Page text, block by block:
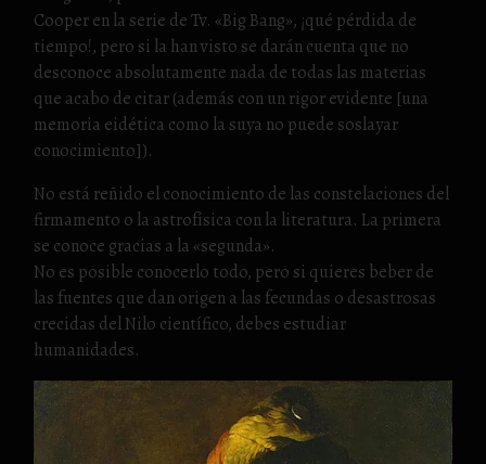
Cooper en la serie de Tv. «Big Bang», ¡qué pérdida de
tiempo!, pero si la han visto se darán cuenta que no
desconoce absolutamente nada de todas las materias
que acabo de citar (además con un rigor evidente [una
memoria eidética como la suya no puede soslayar
conocimiento]).
No está reñido el conocimiento de las constelaciones del
firmamento o la astrofísica con la literatura. La primera
se conoce gracias a la «segunda».
No es posible conocerlo todo, pero si quieres beber de
las fuentes que dan origen a las fecundas o desastrosas
crecidas del Nilo científico, debes estudiar
humanidades.